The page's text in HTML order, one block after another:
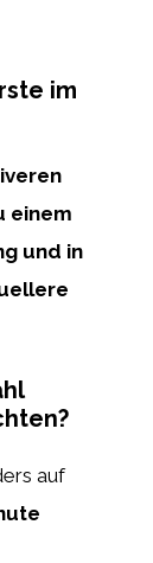
im
einem
und in
auf